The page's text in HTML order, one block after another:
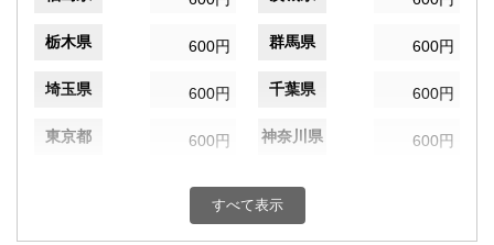
栃木県 600円 群馬県 600円
埼玉県 600円 千葉県 600円
東京都 600円 神奈川県 600円
600円 富山県
すべて表示